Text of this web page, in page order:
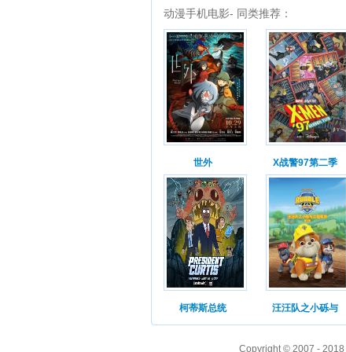
动漫手机电影- 同类推荐：
世外 X战警97第二季
柯蒂斯总统 汪汪队之小砾与
Copyright © 2007 - 2018